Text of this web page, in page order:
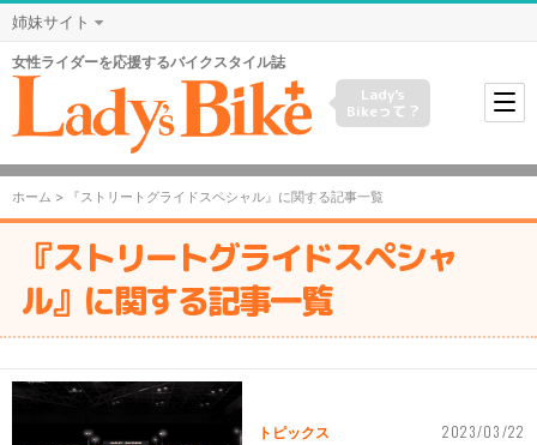
姉妹サイト
女性ライダーを応援するバイクスタイル誌
Lady's
Bikeって？
ホーム > 『ストリートグライドスペシャル』に関する記事一覧
『ストリートグライドスペシャ
ル』に関する記事一覧
トピックス 2023/03/22